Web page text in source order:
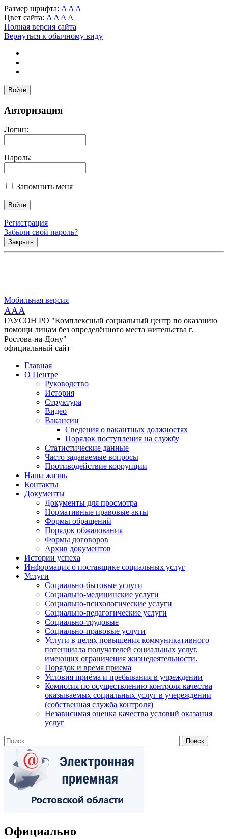
Размер шрифта: A A A
Цвет сайта: A A A A
Полная версия сайта
Вернуться к обычному виду
Войти
Авторизация
Логин:
Пароль:
Запомнить меня
Регистрация
Забыли свой пароль?
Закрыть
Мобильная версия
AAA
ГАУСОН РО "Комплексный социальный центр по оказанию
помощи лицам без определённого места жительства г.
Ростова-на-Дону"
официальный сайт
Главная
О Центре
Руководство
История
Структура
Видео
Вакансии
Сведения о вакантных должностях
Порядок поступления на службу
Статистические данные
Часто задаваемые вопросы
Противодействие коррупции
Наша жизнь
Контакты
Документы
Документы для просмотра
Нормативные правовые акты
Формы обращений
Порядок обжалования
Формы договоров
Архив документов
Истории успеха
Информация о поставщике социальных услуг
Услуги
Социально-бытовые услуги
Социально-медицинские услуги
Социально-психологические услуги
Социально-педагогические услуги
Социально-трудовые
Социально-правовые услуги
Услуги в целях повышения коммуникативного
потенциала получателей социальных услуг,
имеющих ограничения жизнедеятельности.
Порядок и время приема
Условия приёма и пребывания в учреждении
Комиссия по осуществлению контроля качества
оказываемых социальных услуг в учереждении
(собственная служба контроля)
Независимая оценка качества условий оказания
услуг
Официально